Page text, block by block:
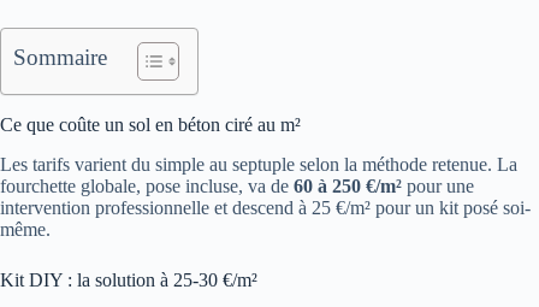
Sommaire
Ce que coûte un sol en béton ciré au m²
Les tarifs varient du simple au septuple selon la méthode retenue. La
fourchette globale, pose incluse, va de 60 à 250 €/m² pour une
intervention professionnelle et descend à 25 €/m² pour un kit posé soi-
même.
Kit DIY : la solution à 25-30 €/m²